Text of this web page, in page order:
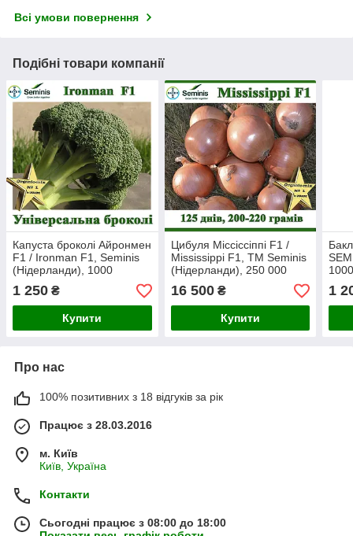
Всі умови повернення
Подібні товари компанії
Капуста броколі Айронмен
F1 / Ironman F1, Seminis
(Нідерланди), 1000
насінин
1 250 ₴
Купити
Цибуля Міссіссіппі F1 /
Mississippi F1, ТМ Seminis
(Нідерланди), 250 000
насінин
16 500₴
Купити
1
Про нас
100% позитивних з 18 відгуків за рік
Працює з 28.03.2016
м. Київ
Київ, Україна
Контакти
Сьогодні працює з 08:00 до 18:00